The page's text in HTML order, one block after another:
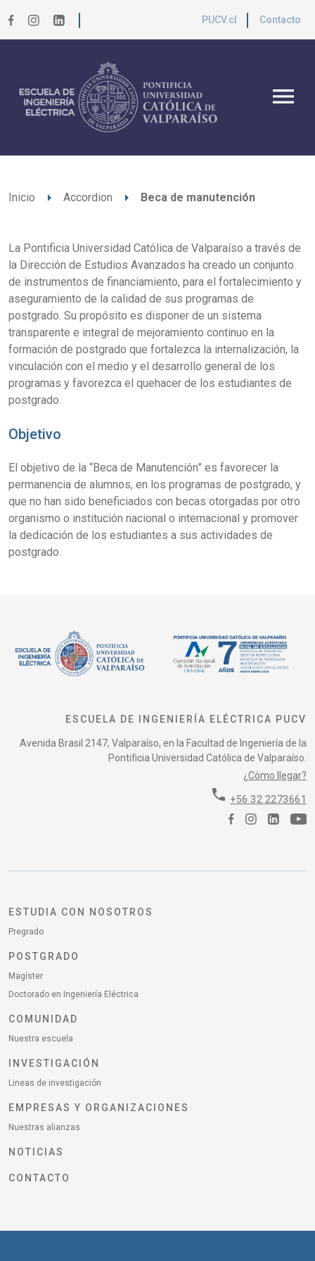
PUCV.cl Contacto
menu
Inicio arrow_right Accordion arrow_right Beca de manutención
La Pontificia Universidad Católica de Valparaíso a través de
la Dirección de Estudios Avanzados ha creado un conjunto
de instrumentos de financiamiento, para el fortalecimiento y
aseguramiento de la calidad de sus programas de
postgrado. Su propósito es disponer de un sistema
transparente e integral de mejoramiento continuo en la
formación de postgrado que fortalezca la internalización, la
vinculación con el medio y el desarrollo general de los
programas y favorezca el quehacer de los estudiantes de
postgrado.
Objetivo
El objetivo de la “Beca de Manutención” es favorecer la
permanencia de alumnos, en los programas de postgrado, y
que no han sido beneficiados con becas otorgadas por otro
organismo o institución nacional o internacional y promover
la dedicación de los estudiantes a sus actividades de
postgrado.
ESCUELA DE INGENIERÍA ELÉCTRICA PUCV
Avenida Brasil 2147, Valparaíso, en la Facultad de Ingeniería de la
Pontificia Universidad Católica de Valparaíso.
¿Cómo llegar?
phone +56 32 2273661
ESTUDIA CON NOSOTROS
Pregrado
POSTGRADO
Magíster
Doctorado en Ingeniería Eléctrica
COMUNIDAD
Nuestra escuela
INVESTIGACIÓN
Lineas de investigación
EMPRESAS Y ORGANIZACIONES
Nuestras alianzas
NOTICIAS
CONTACTO